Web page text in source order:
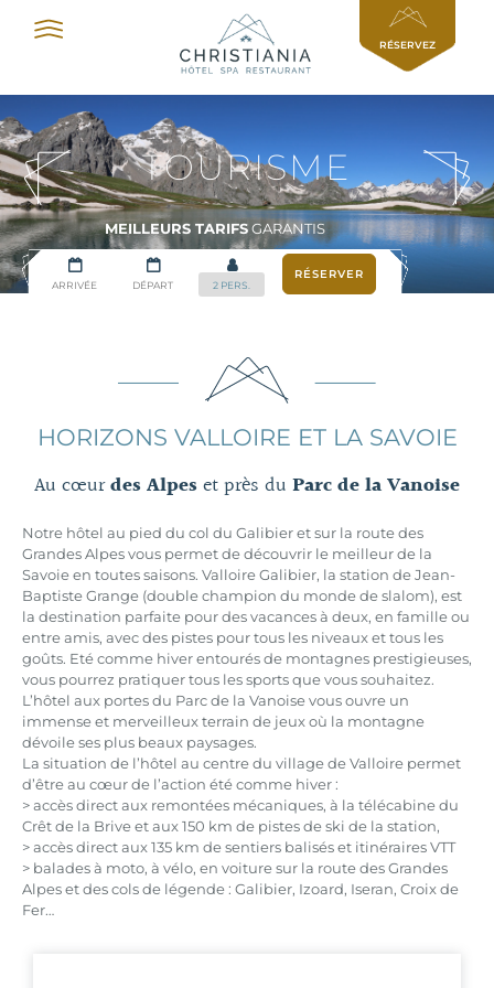
RÉSERVEZ
TOURISME
MEILLEURS TARIFSGARANTIS
HORIZONS VALLOIRE ET LA SAVOIE
Au cœurdes Alpeset près du Parc de la Vanoise
Notre hôtel au pied du col du Galibier et sur la route des
Grandes Alpes vous permet de découvrir le meilleur de la
Savoie en toutes saisons. Valloire Galibier, la station de Jean-
Baptiste Grange (double champion du monde de slalom), est
la destination parfaite pour des vacances à deux, en famille ou
entre amis, avec des pistes pour tous les niveaux et tous les
goûts. Eté comme hiver entourés de montagnes prestigieuses,
vous pourrez pratiquer tous les sports que vous souhaitez.
L’hôtel aux portes du Parc de la Vanoise vous ouvre un
immense et merveilleux terrain de jeux où la montagne
dévoile ses plus beaux paysages.
La situation de l’hôtel au centre du village de Valloire permet
d’être au cœur de l’action été comme hiver :
> accès direct aux remontées mécaniques, à la télécabine du
Crêt de la Brive et aux 150 km de pistes de ski de la station,
> accès direct aux 135 km de sentiers balisés et itinéraires VTT
> balades à moto, à vélo, en voiture sur la route des Grandes
Alpes et des cols de légende : Galibier, Izoard, Iseran, Croix de
Fer…